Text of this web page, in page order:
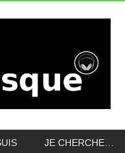
JE CHERCHE…